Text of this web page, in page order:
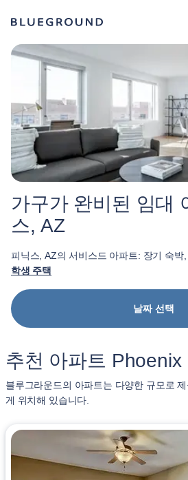
가구가 완비된 임대
스, AZ
피닉스, AZ의 서비스드 아파트: 장기 숙박,
학생 주택
날짜 선택
추천 아파트 Phoenix
블루그라운드의 아파트는 다양한 규모로
게 위치해 있습니다.